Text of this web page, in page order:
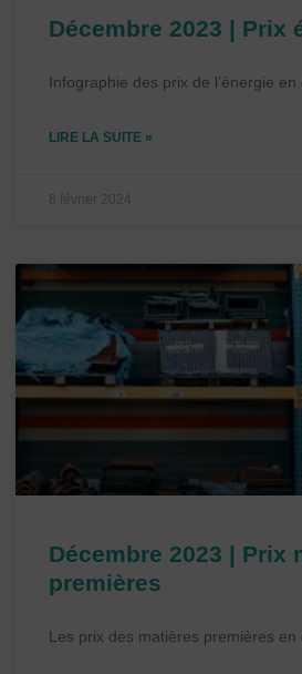
Décembre 2023 | Prix
Infographie des prix de l’énergie
LIRE LA SUITE »
8 février 2024
Décembre 2023 | Prix
premières
Les prix des matières premières en